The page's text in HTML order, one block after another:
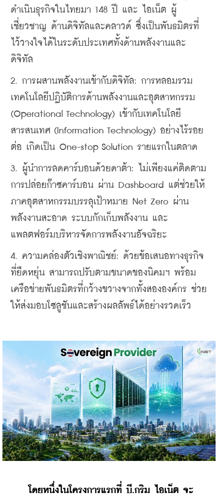
ดำเนินธุรกิจในไทยมา 148 ปี และ ไอเน็ต ผู้
เชี่ยวชาญ ด้านดิจิทัลและคลาวด์ ซึ่งเป็นพันธมิตรที่
ไว้วางใจได้ในระดับประเทศทั้งด้านพลังงานและ
ดิจิทัล
2. การผสานพลังงานเข้ากับดิจิทัล: การหลอมรวม
เทคโนโลยีปฏิบัติการด้านพลังงานและอุตสาหกรรม
(Operational Technology) เข้ากับเทคโนโลยี
สารสนเทศ (Information Technology) อย่างไร้รอย
ต่อ เกิดเป็น One-stop Solution รายแรกในตลาด
3. ผู้นำการลดคาร์บอนด้วยดาต้า: ไม่เพียงแค่ติดตาม
การปล่อยก๊าซคาร์บอน ผ่าน Dashboard แต่ช่วยให้
ภาคอุตสาหกรรมบรรลุเป้าหมาย Net Zero ผ่าน
พลังงานสะอาด ระบบกักเก็บพลังงาน และ
แพลตฟอร์มบริหารจัดการพลังงานอัจฉริยะ
4. ความคล่องตัวเชิงพาณิชย์: ด้วยข้อเสนอทางธุรกิจ
ที่ยืดหยุ่น สามารถปรับตามขนาดของนิคมฯ พร้อม
เครือข่ายพันธมิตรที่กว้างขวางจากทั้งสององค์กร ช่วย
ให้ส่งมอบโซลูชันและสร้างผลลัพธ์ได้อย่างรวดเร็ว
โดยหนึ่งในโครงการแรกที่ บี.กริม ไอเน็ต จะ